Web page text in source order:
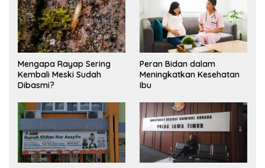
Mengapa Rayap Sering
Kembali Meski Sudah
Dibasmi?
Peran Bidan dalam
Meningkatkan Kesehatan
Ibu